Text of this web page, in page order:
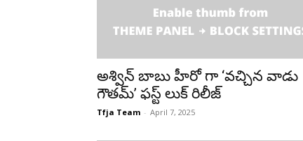
అశ్విన్ బాబు హీరో గా ‘వచ్చిన వాడు
గౌతమ్’ ఫస్ట్ లుక్ రిలీజ్
Tfja Team - April 7, 2025